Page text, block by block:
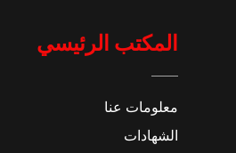
المكتب الرئيسي
معلومات عنا
الشهادات